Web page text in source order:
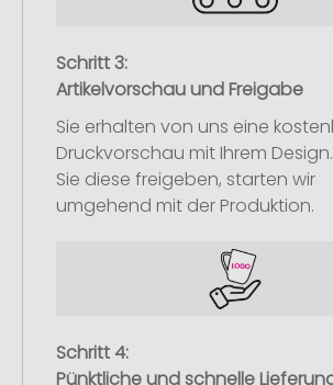
Schritt 3:
Artikelvorschau und Freigabe
Sie erhalten von uns eine
Druckvorschau mit Ihrem
Sie diese freigeben, starten wir
umgehend mit der Produktion.
Schritt 4:
Pünktliche und schnelle